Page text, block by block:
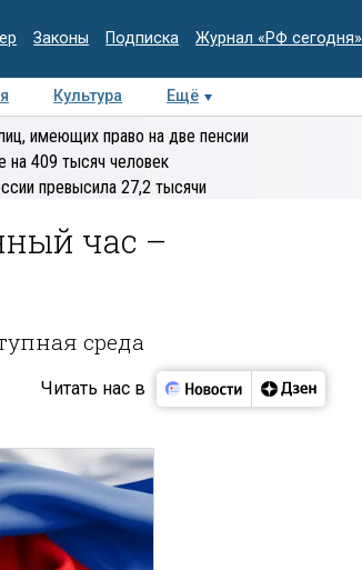
Законы Подписка Журнал «РФ сегодня»
Культура Ещё
Колумнисты
Деловая
имеющих право на две пенсии
на 409 тысяч человек
превысила 27,2 тысячи
час –
среда
Читать нас в